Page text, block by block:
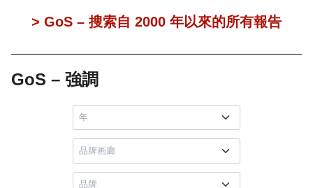
> GoS – 搜索自 2000 年以來的所有報告
GoS – 強調